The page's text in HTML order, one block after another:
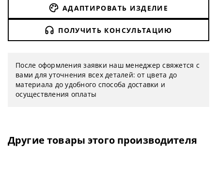
АДАПТИРОВАТЬ ИЗДЕЛИЕ
ПОЛУЧИТЬ КОНСУЛЬТАЦИЮ
После оформления заявки наш менеджер свяжется с
вами для уточнения всех деталей: от цвета до
материала до удобного способа доставки и
осуществления оплаты
Другие товары этого производителя